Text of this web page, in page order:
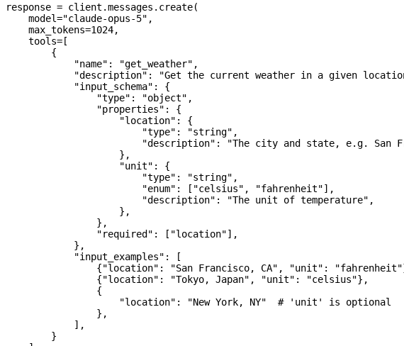
response = client.messages.create(
    model
="claude-opus-5" ,
    max_tokens
=1024,
    tools
= [
        {
            "name"
: "get_weather" ,
            "description"
: "Get the current weather in a given
            "input_schema"
: {
                "type"
: "object" ,
                "properties"
: {
                    "location"
: {
                        "type"
: "string" ,
                        "description"
: "The city and state, e.g. San
                    },
                    "unit"
: {
                        "type"
: "string" ,
                        "enum"
: [ "celsius" , "fahrenheit"],
                        "description"
: "The unit of temperature" ,
                    },
                },
                "required"
: [ "location"],
            },
            "input_examples"
: [
                {
"location" : "San Francisco, CA" , "unit" : "fahrenheit"
                {
"location" : "Tokyo, Japan" , "unit" : "celsius"},
                {
                    "location"
: "New York, NY"
  # 'unit' is optional
                },
            ],
        }